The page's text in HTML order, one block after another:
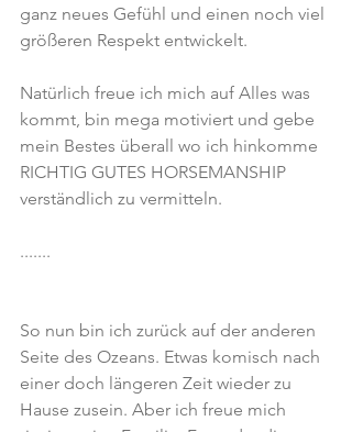
ganz neues Gefühl und einen noch viel
größeren Respekt entwickelt.
Natürlich freue ich mich auf Alles was
kommt, bin mega motiviert und gebe
mein Bestes überall wo ich hinkomme
RICHTIG GUTES HORSEMANSHIP
verständlich zu vermitteln.
.......
So nun bin ich zurück auf der anderen
Seite des Ozeans. Etwas komisch nach
einer doch längeren Zeit wieder zu
Hause zusein. Aber ich freue mich